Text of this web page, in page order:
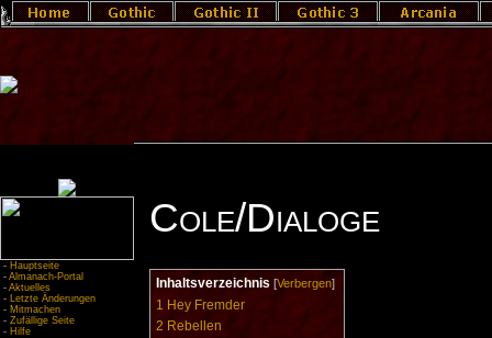
- Hauptseite
- Almanach-Portal
- Aktuelles
- Letzte Änderungen
- Mitmachen
- Zufällige Seite
- Hilfe
Cole/Dialoge
Inhaltsverzeichnis [Verbergen]
1 Hey Fremder
2 Rebellen